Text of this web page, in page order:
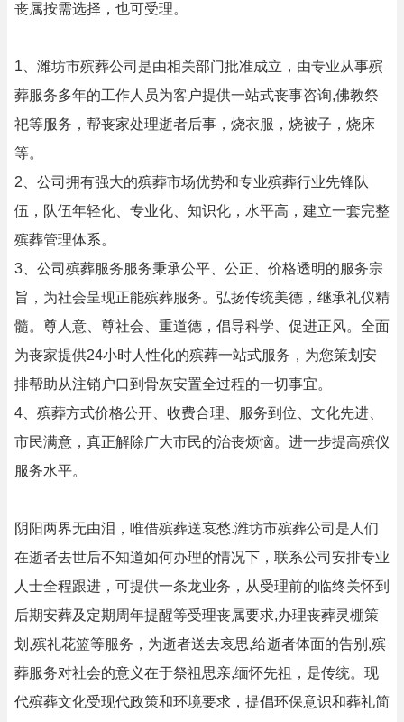
丧属按需选择，也可受理。
1、潍坊市殡葬公司是由相关部门批准成立，由专业从事殡
葬服务多年的工作人员为客户提供一站式丧事咨询,佛教祭
祀等服务，帮丧家处理逝者后事，烧衣服，烧被子，烧床
等。
2、公司拥有强大的殡葬市场优势和专业殡葬行业先锋队
伍，队伍年轻化、专业化、知识化，水平高，建立一套完整
殡葬管理体系。
3、公司殡葬服务服务秉承公平、公正、价格透明的服务宗
旨，为社会呈现正能殡葬服务。弘扬传统美德，继承礼仪精
髓。尊人意、尊社会、重道德，倡导科学、促进正风。全面
为丧家提供24小时人性化的殡葬一站式服务，为您策划安
排帮助从注销户口到骨灰安置全过程的一切事宜。
4、殡葬方式价格公开、收费合理、服务到位、文化先进、
市民满意，真正解除广大市民的治丧烦恼。进一步提高殡仪
服务水平。
阴阳两界无由泪，唯借殡葬送哀愁.潍坊市殡葬公司是人们
在逝者去世后不知道如何办理的情况下，联系公司安排专业
人士全程跟进，可提供一条龙业务，从受理前的临终关怀到
后期安葬及定期周年提醒等受理丧属要求,办理丧葬灵棚策
划,殡礼花篮等服务，为逝者送去哀思,给逝者体面的告别,殡
葬服务对社会的意义在于祭祖思亲,缅怀先祖，是传统。现
代殡葬文化受现代政策和环境要求，提倡环保意识和葬礼简